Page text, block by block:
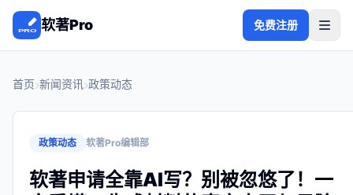
软著Pro 免费注册
首页 新闻资讯 政策动态
政策动态 软著Pro编辑部
软著申请全靠AI写？别被忽悠了！一